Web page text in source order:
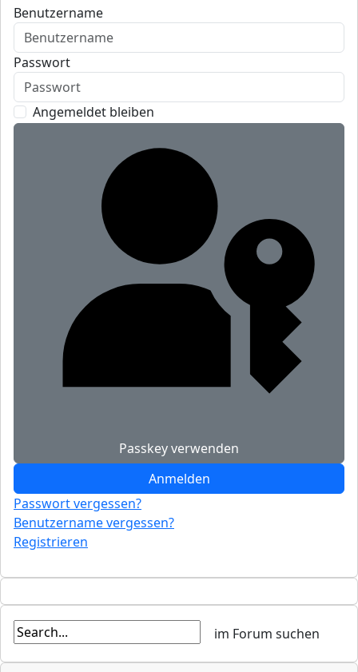
Benutzername
Passwort
Angemeldet bleiben
Passkey verwenden
Anmelden
Passwort vergessen?
Benutzername vergessen?
Registrieren